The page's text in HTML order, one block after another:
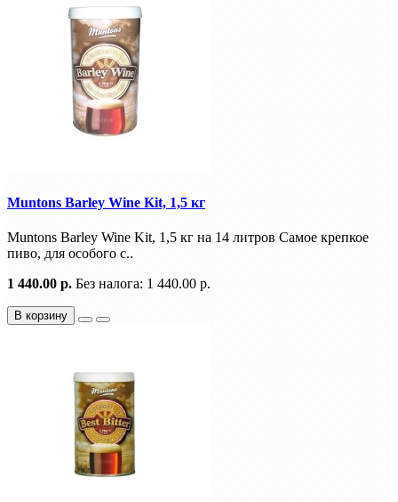
Muntons Barley Wine Kit, 1,5 кг
Muntons Barley Wine Kit, 1,5 кг на 14 литров Самое крепкое
пиво, для особого с..
1 440.00 р. Без налога: 1 440.00 р.
В корзину